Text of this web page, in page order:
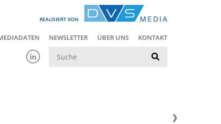
REALISIERT VON
NEWSLETTER ÜBER UNS KONTAKT